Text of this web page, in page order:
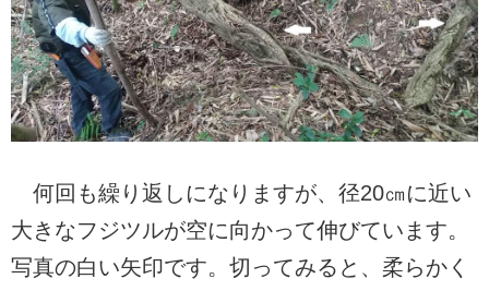
何回も繰り返しになりますが、径20㎝に近い
大きなフジツルが空に向かって伸びています。
写真の白い矢印です。切ってみると、柔らかく